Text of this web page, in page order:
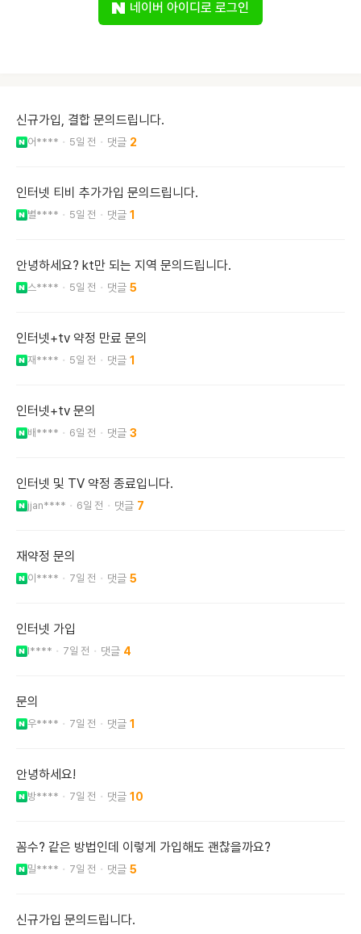
네이버 아이디로 로그인
신규가입, 결합 문의드립니다.
어**** 5일 전 2
인터넷 티비 추가가입 문의드립니다.
별**** 5일 전 1
안녕하세요? kt만 되는 지역 문의드립니다.
스**** 5일 전 5
인터넷+tv 약정 만료 문의
재**** 5일 전 1
인터넷+tv 문의
배**** 6일 전 3
인터넷 및 TV 약정 종료입니다.
jjan**** 6일 전 7
재약정 문의
이**** 7일 전 5
인터넷 가입
l**** 7일 전 4
문의
우**** 7일 전 1
안녕하세요!
방**** 7일 전 10
꼼수? 같은 방법인데 이렇게 가입해도 괜찮을까요?
밀**** 7일 전 5
신규가입 문의드립니다.